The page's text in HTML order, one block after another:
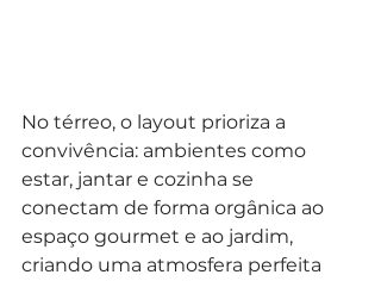
No térreo, o layout prioriza a
convivência: ambientes como
estar, jantar e cozinha se
conectam de forma orgânica ao
espaço gourmet e ao jardim,
criando uma atmosfera perfeita